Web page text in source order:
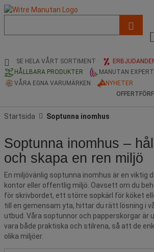
och
sökhistorik
SE HELA VÅRT SORTIMENT
HÅLLBARA PRODUKTER
MANUTAN EXPERT
VÅRA EGNA VARUMÄRKEN
NYHETER
Startsida Soptunna inomhus
Soptunna inomhus –
och skapa en ren miljö
En miljövänlig soptunna inomhus är en viktig
kontor eller offentlig miljö. Oavsett om du
för skrivbordet, ett större sopkärl för köket
till en gemensam yta, hittar du rätt lösning i
utbud. Våra soptunnor och papperskorgar
vara både praktiska och stilrena, så att de
olika miljöer.